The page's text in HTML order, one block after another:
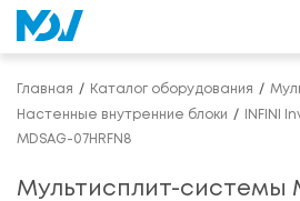
Главная Каталог оборудования
Настенные внутренние блоки
INFINI
MDSAG-07HRFN8
Мультисплит-системы